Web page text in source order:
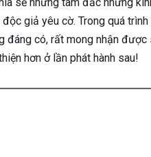
giả yêu cờ. Trong quá trình
đáng có, rất mong nhận
hơn ở lần phát hành sau!